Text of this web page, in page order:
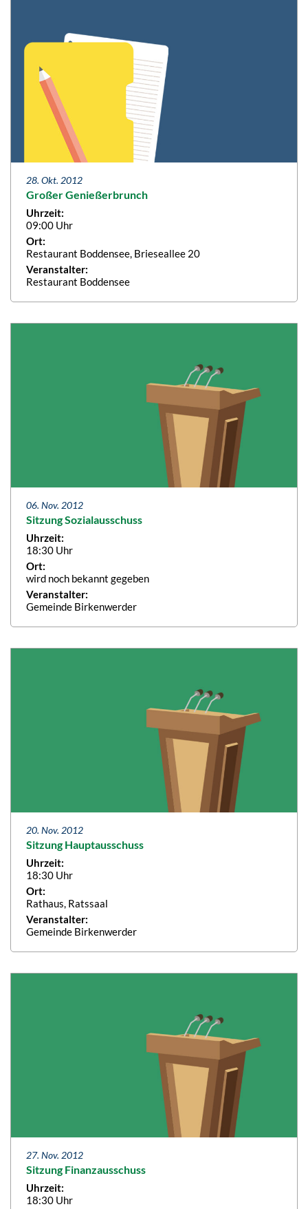
28. Okt. 2012
Großer Genießerbrunch
Uhrzeit:
09:00 Uhr
Ort:
Restaurant Boddensee, Brieseallee 20
Veranstalter:
Restaurant Boddensee
06. Nov. 2012
Sitzung Sozialausschuss
Uhrzeit:
18:30 Uhr
Ort:
wird noch bekannt gegeben
Veranstalter:
Gemeinde Birkenwerder
20. Nov. 2012
Sitzung Hauptausschuss
Uhrzeit:
18:30 Uhr
Ort:
Rathaus, Ratssaal
Veranstalter:
Gemeinde Birkenwerder
27. Nov. 2012
Sitzung Finanzausschuss
Uhrzeit:
18:30 Uhr